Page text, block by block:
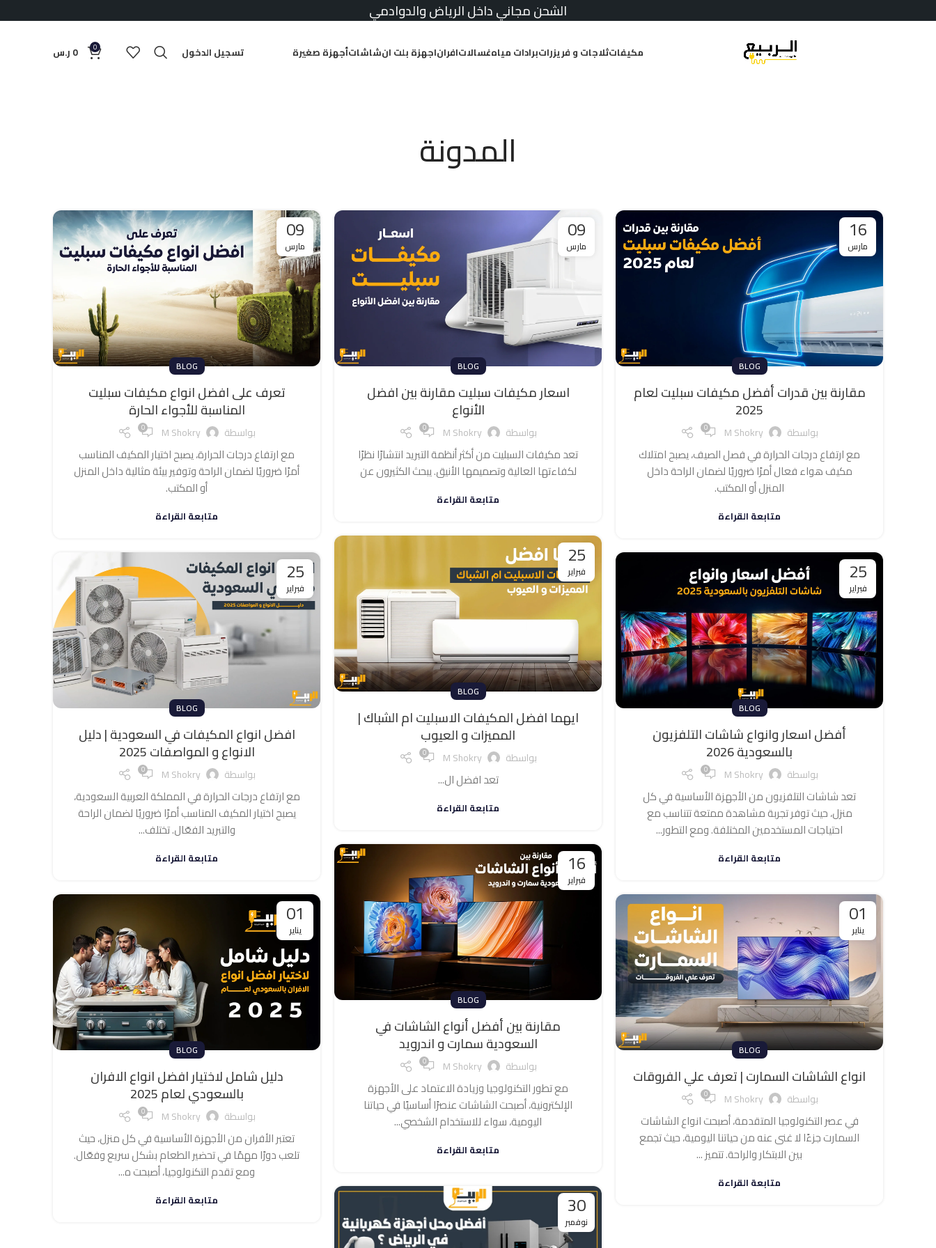
الشحن مجاني داخل الرياض والدوادمي
مكيفاتثلاجات و فريزراتبرادات مياهغسالاتافراناجهزة بلت انشاشاتأجهزة صغيرة تسجيل الدخول 0
0 ر.س
المدونة
16
مارس
BLOG
مقارنة بين قدرات أفضل مكيفات سبليت لعام
2025
بواسطة M Shokry
0
مع ارتفاع درجات الحرارة في فصل الصيف، يصبح امتلاك
مكيف هواء فعال أمرًا ضروريًا لضمان الراحة داخل
المنزل أو المكتب.
متابعة القراءة
09
مارس
BLOG
اسعار مكيفات سبليت مقارنة بين افضل
الأنواع
بواسطة M Shokry
0
تعد مكيفات السبليت من أكثر أنظمة التبريد انتشارًا نظرًا
لكفاءتها العالية وتصميمها الأنيق. يبحث الكثيرون عن
متابعة القراءة
09
مارس
BLOG
تعرف على افضل انواع مكيفات سبليت
المناسبة للأجواء الحارة
بواسطة M Shokry
0
مع ارتفاع درجات الحرارة، يصبح اختيار المكيف المناسب
أمرًا ضروريًا لضمان الراحة وتوفير بيئة مثالية داخل المنزل
أو المكتب.
متابعة القراءة
25
فبراير
BLOG
ايهما افضل المكيفات الاسبليت ام الشباك |
المميزات و العيوب
بواسطة M Shokry
0
تعد افضل ال...
متابعة القراءة
25
فبراير
BLOG
أفضل اسعار وانواع شاشات التلفزيون
بالسعودية 2026
بواسطة M Shokry
0
تعد شاشات التلفزيون من الأجهزة الأساسية في كل
منزل، حيث توفر تجربة مشاهدة ممتعة تتناسب مع
احتياجات المستخدمين المختلفة. ومع التطور...
متابعة القراءة
25
فبراير
BLOG
افضل انواع المكيفات في السعودية | دليل
الانواع و المواصفات 2025
بواسطة M Shokry
0
مع ارتفاع درجات الحرارة في المملكة العربية السعودية،
يصبح اختيار المكيف المناسب أمرًا ضروريًا لضمان الراحة
والتبريد الفعّال. تختلف...
متابعة القراءة 16
فبراير
BLOG
مقارنة بين أفضل أنواع الشاشات في
السعودية سمارت و اندرويد
بواسطة M Shokry
0
مع تطور التكنولوجيا وزيادة الاعتماد على الأجهزة
الإلكترونية، أصبحت الشاشات عنصرًا أساسيًا في حياتنا
اليومية، سواء للاستخدام الشخصي...
متابعة القراءة
01
يناير
BLOG
انواع الشاشات السمارت | تعرف علي الفروقات
بواسطة M Shokry
0
في عصر التكنولوجيا المتقدمة، أصبحت انواع الشاشات
السمارت جزءًا لا غنى عنه من حياتنا اليومية، حيث تجمع
بين الابتكار والراحة. تتميز ...
متابعة القراءة
01
يناير
BLOG
دليل شامل لاختيار افضل انواع الافران
بالسعودي لعام 2025
بواسطة M Shokry
0
تعتبر الأفران من الأجهزة الأساسية في كل منزل، حيث
تلعب دورًا مهمًا في تحضير الطعام بشكل سريع وفعّال.
ومع تقدم التكنولوجيا، أصبحت ه...
متابعة القراءة 30
نوفمبر